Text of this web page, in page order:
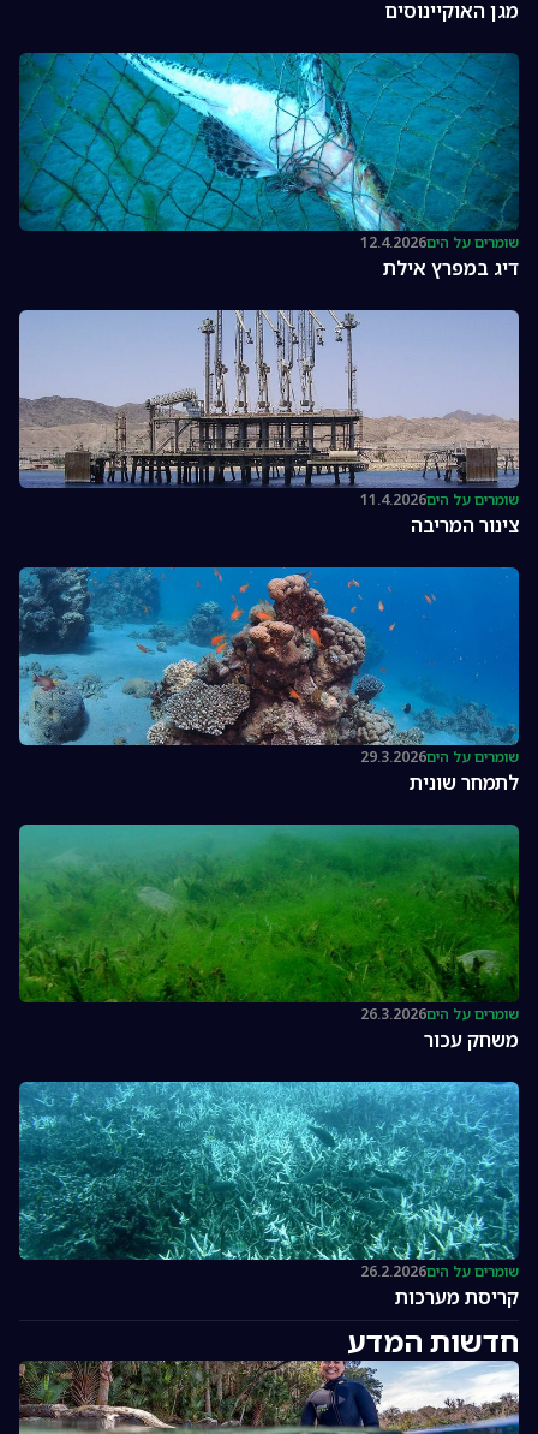
מגן האוקיינוסים
שומרים על הים12.4.2026
דיג במפרץ אילת
שומרים על הים11.4.2026
צינור המריבה
שומרים על הים29.3.2026
לתמחר שונית
שומרים על הים26.3.2026
משחק עכור
שומרים על הים26.2.2026
קריסת מערכות
חדשות המדע